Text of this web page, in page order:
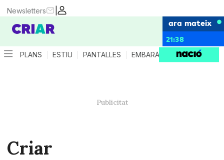
|
Newsletters
ara mateix
21:38
PLANS ESTIU PANTALLES EMBARÀS CRIANÇA
Criar